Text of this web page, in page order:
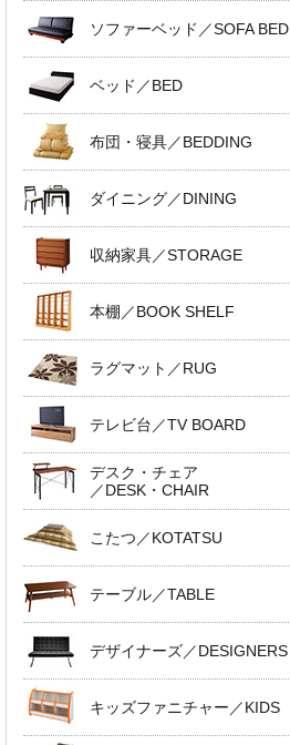
ソファーベッド／SOFA BED
ベッド／BED
布団・寝具／BEDDING
ダイニング／DINING
収納家具／STORAGE
本棚／BOOK SHELF
ラグマット／RUG
テレビ台／TV BOARD
デスク・チェア
／DESK・CHAIR
こたつ／KOTATSU
テーブル／TABLE
デザイナーズ／DESIGNERS
キッズファニチャー／KIDS